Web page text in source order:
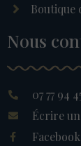
Boutique
Nous
07 77 94
Écrire